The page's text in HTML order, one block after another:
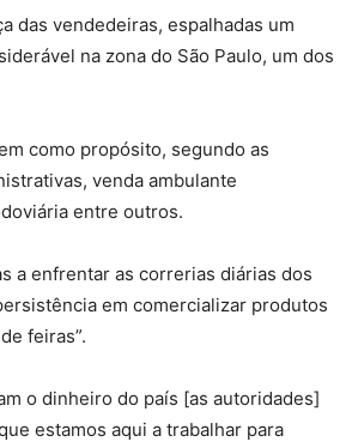
das vendedeiras, espalhadas um
na zona do São Paulo, um dos
como propósito, segundo as
venda ambulante
entre outros.
a enfrentar as correrias diárias dos
em comercializar produtos
feiras”.
o dinheiro do país [as autoridades]
estamos aqui a trabalhar para